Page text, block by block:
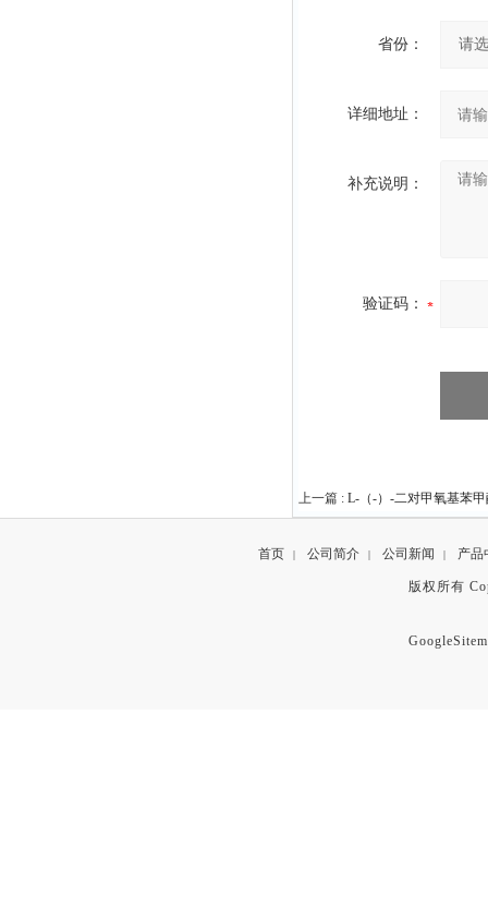
省份：
详细地址：
补充说明：
验证码：
上一篇 : L-（-）-二对甲氧基苯
首页 | 公司简介 | 公司新闻 | 产品
版权所有